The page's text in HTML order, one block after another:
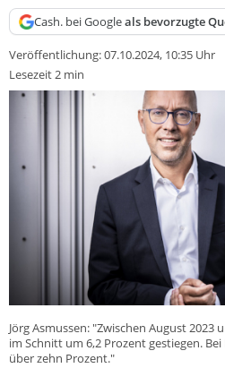
Cash. bei Googleals bevorzugte
Veröffentlichung:07.10.2024, 10:35 Uhr
Lesezeit 2 min
Jörg Asmussen: "Zwischen August 2023
im Schnitt um 6,2 Prozent gestiegen.
über zehn Prozent."